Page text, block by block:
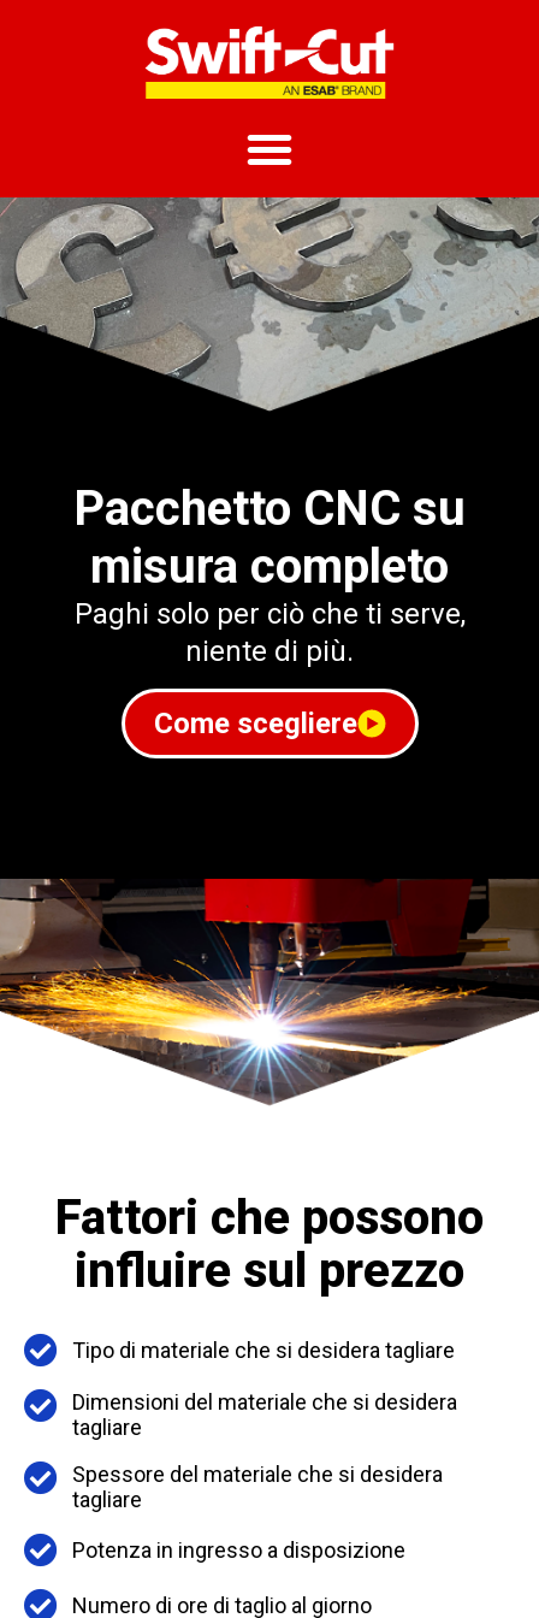
Pacchetto CNC su
misura completo
Paghi solo per ciò che ti serve,
niente di più.
Come scegliere
Fattori che possono
influire sul prezzo
Tipo di materiale che si desidera tagliare
Dimensioni del materiale che si desidera
tagliare
Spessore del materiale che si desidera
tagliare
Potenza in ingresso a disposizione
Numero di ore di taglio al giorno